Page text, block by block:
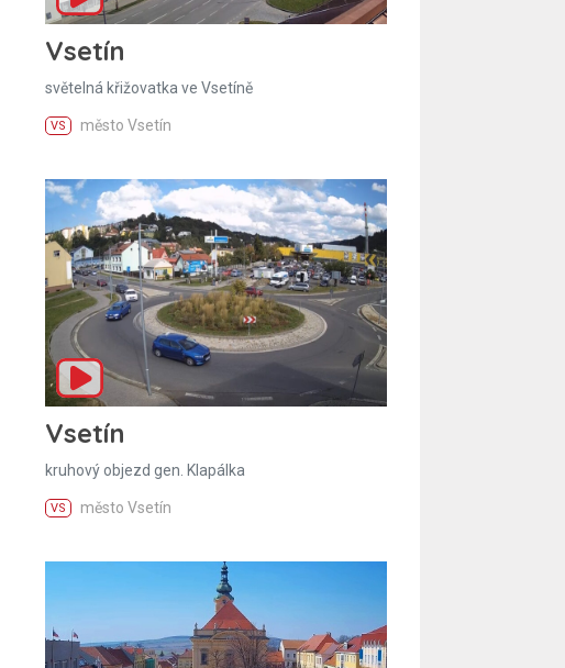
Vsetín
světelná křižovatka ve Vsetíně
VS město Vsetín
Vsetín
kruhový objezd gen. Klapálka
VS město Vsetín